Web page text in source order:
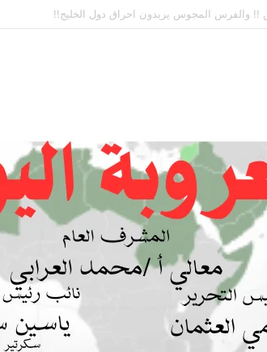
والسعودية… مشروع للمستقبل لا اتفاق للماضي